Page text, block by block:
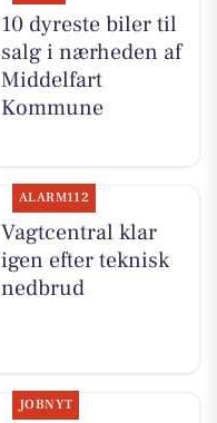
10 dyreste biler til
salg i nærheden af
Middelfart
Kommune
ALARM112
Vagtcentral klar
igen efter teknisk
nedbrud
JOBNYT